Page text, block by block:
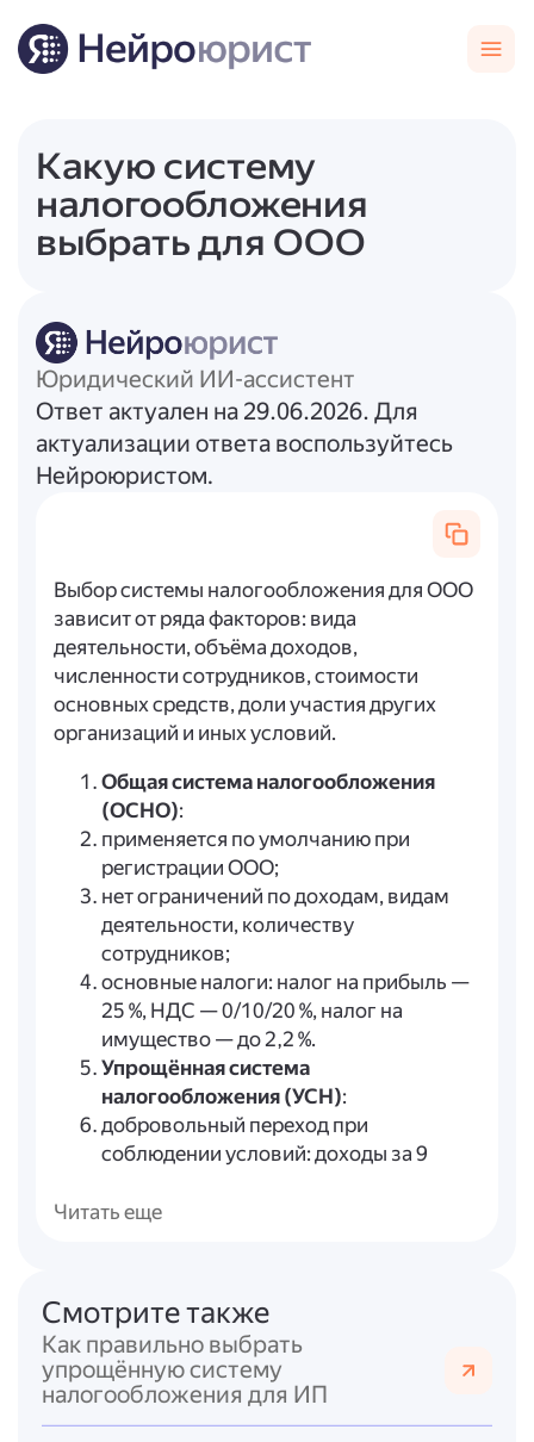
Какую систему
налогообложения
выбрать для ООО
Юридический ИИ-ассистент
Ответ актуален на 29.06.2026. Для
актуализации ответа воспользуйтесь
Нейроюристом.
Выбор системы налогообложения для ООО
зависит от ряда факторов: вида
деятельности, объёма доходов,
численности сотрудников, стоимости
основных средств, доли участия других
организаций и иных условий.
Общая система налогообложения
(ОСНО):
применяется по умолчанию при
регистрации ООО;
нет ограничений по доходам, видам
деятельности, количеству
сотрудников;
основные налоги: налог на прибыль —
25 %, НДС — 0/10/20 %, налог на
имущество — до 2,2 %.
Упрощённая система
налогообложения (УСН):
добровольный переход при
соблюдении условий: доходы за 9
для перехода с 01.01.2027; доходы в
человек; отсутствие филиалов и пр.;
освобождение от налога на прибыль и
налога на имущество (с
исключениями);
Читать еще
Смотрите также
Как правильно выбрать
упрощённую систему
налогообложения для ИП